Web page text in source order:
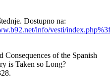
Dostupno na:
info/vesti/
Consequences of the Spanish
is Taken so Long?